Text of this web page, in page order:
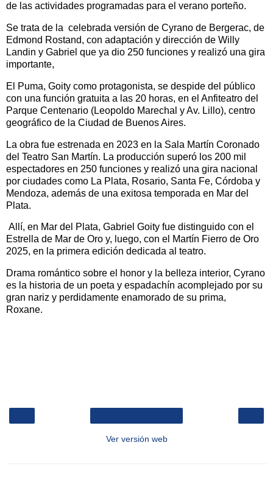
de las actividades programadas para el verano porteño.
Se trata de la celebrada versión de Cyrano de Bergerac, de
Edmond Rostand, con adaptación y dirección de Willy
Landin y Gabriel que ya dio 250 funciones y realizó una gira
importante,
El Puma, Goity como protagonista, se despide del público
con una función gratuita a las 20 horas, en el Anfiteatro del
Parque Centenario (Leopoldo Marechal y Av. Lillo), centro
geográfico de la Ciudad de Buenos Aires.
La obra fue estrenada en 2023 en la Sala Martín Coronado
del Teatro San Martín. La producción superó los 200 mil
espectadores en 250 funciones y realizó una gira nacional
por ciudades como La Plata, Rosario, Santa Fe, Córdoba y
Mendoza, además de una exitosa temporada en Mar del
Plata.
Allí, en Mar del Plata, Gabriel Goity fue distinguido con el
Estrella de Mar de Oro y, luego, con el Martín Fierro de Oro
2025, en la primera edición dedicada al teatro.
Drama romántico sobre el honor y la belleza interior, Cyrano
es la historia de un poeta y espadachín acomplejado por su
gran nariz y perdidamente enamorado de su prima,
Roxane.
Ver versión web